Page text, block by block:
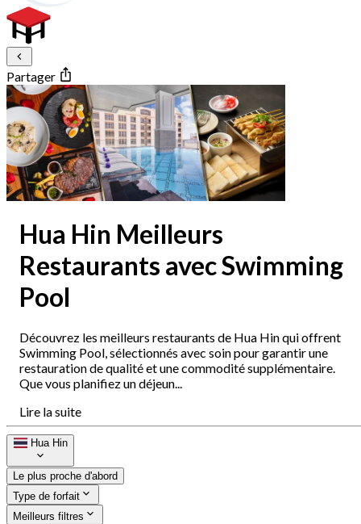
Partager
Hua Hin Meilleurs
Restaurants avec Swimming
Pool
Découvrez les meilleurs restaurants de Hua Hin qui offrent
Swimming Pool, sélectionnés avec soin pour garantir une
restauration de qualité et une commodité supplémentaire.
Que vous planifiez un déjeun...
Lire la suite
Hua Hin
Le plus proche d'abord
Type de forfait
Meilleurs filtres